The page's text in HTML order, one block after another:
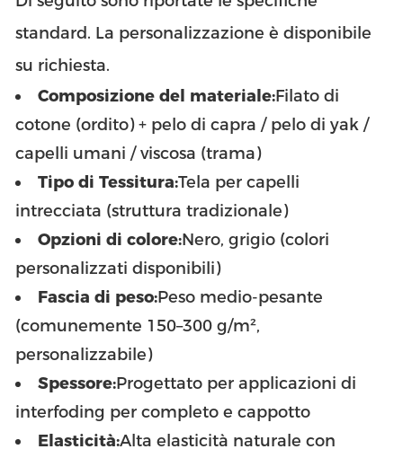
standard. La personalizzazione è disponibile
su richiesta.
Composizione del materiale:Filato di
cotone (ordito) + pelo di capra / pelo di yak /
capelli umani / viscosa (trama)
Tipo di Tessitura:Tela per capelli
intrecciata (struttura tradizionale)
Opzioni di colore:Nero, grigio (colori
personalizzati disponibili)
Fascia di peso:Peso medio-pesante
(comunemente 150–300 g/m²,
personalizzabile)
Spessore:Progettato per applicazioni di
interfoding per completo e cappotto
Elasticità:Alta elasticità naturale con